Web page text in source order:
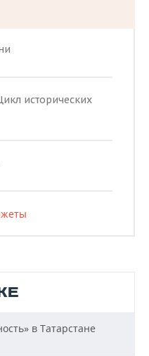
исторических
в Татарстане